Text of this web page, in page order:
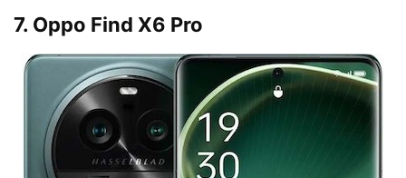
7. Oppo Find X6 Pro